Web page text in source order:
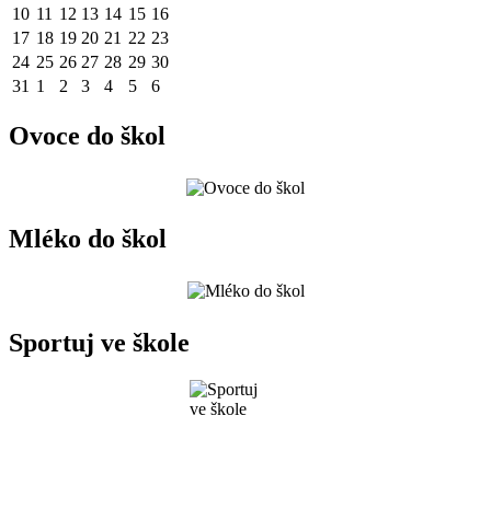
10 11 12 13 14 15 16
17 18 19 20 21 22 23
24 25 26 27 28 29 30
31 1 2 3 4 5 6
Ovoce do škol
Mléko do škol
Sportuj ve škole